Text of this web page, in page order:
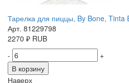
Тарелка для пиццы, By Bone, Tinta
Арт. 81229798
2270 ₽ RUB
-
+
В корзину
Наверх